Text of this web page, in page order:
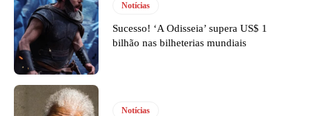
Notícias
Sucesso! ‘A Odisseia’ supera US$ 1
bilhão nas bilheterias mundiais
Notícias